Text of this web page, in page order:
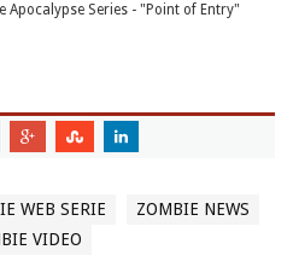
Apocalypse Series - "Point of Entry"
WEB SERIE
ZOMBIE NEWS
VIDEO